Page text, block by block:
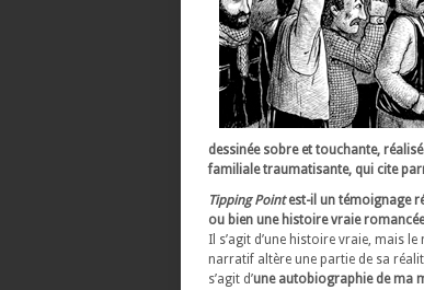
dessinée sobre et touchante,
familiale traumatisante, qui cite
Tipping Pointest-il un témoignage
ou bien une histoire vraie
Il s’agit d’une histoire vraie, mais le
narratif altère une partie de sa
s’agit d’une autobiographie de ma